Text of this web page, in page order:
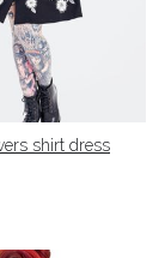
shirt dress